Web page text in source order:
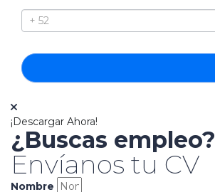
¡Descargar Ahora!
¿Buscas empleo?
Envíanos tu CV
Nombre